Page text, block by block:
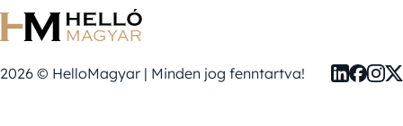
2026 © HelloMagyar | Minden jog fenntartva!